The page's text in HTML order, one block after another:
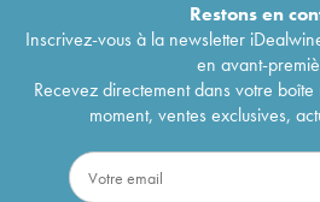
Restons en
Inscrivez-vous à la newsletter
en avant-
Recevez directement dans votre
moment, ventes exclusives,